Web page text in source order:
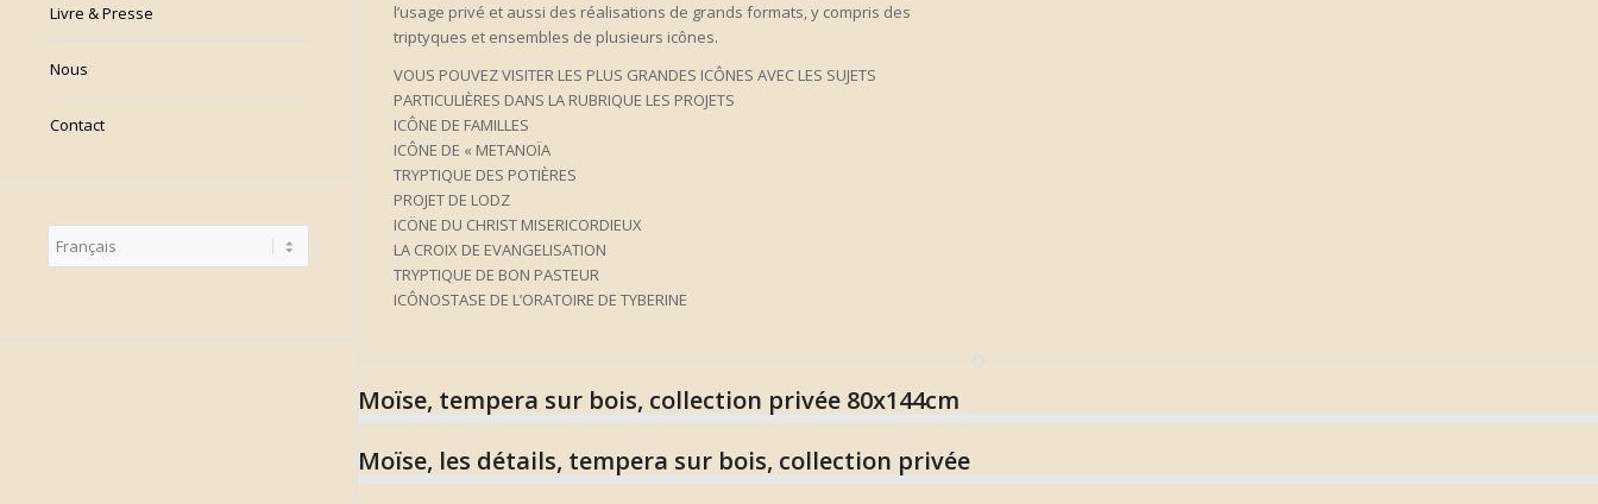
Livre & Presse
Nous
Contact
une
langue
l’usage privé et aussi des réalisations de grands formats, y compris des
triptyques et ensembles de plusieurs icônes.
VOUS POUVEZ VISITER LES PLUS GRANDES ICÔNES AVEC LES SUJETS
PARTICULIÈRES DANS LA RUBRIQUE LES PROJETS
ICÔNE DE FAMILLES
ICÔNE DE « METANOÏA
TRYPTIQUE DES POTIÈRES
PROJET DE LODZ
ICÖNE DU CHRIST MISERICORDIEUX
LA CROIX DE EVANGELISATION
TRYPTIQUE DE BON PASTEUR
ICÔNOSTASE DE L’ORATOIRE DE TYBERINE
Moïse, tempera sur bois, collection privée 80x144cm
Moïse, les détails, tempera sur bois, collection privée